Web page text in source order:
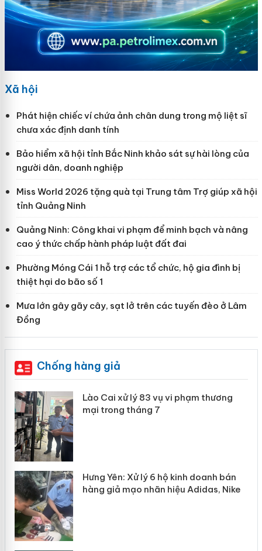
Xã hội
Phát hiện chiếc ví chứa ảnh chân dung trong mộ liệt sĩ
chưa xác định danh tính
Bảo hiểm xã hội tỉnh Bắc Ninh khảo sát sự hài lòng của
người dân, doanh nghiệp
Miss World 2026 tặng quà tại Trung tâm Trợ giúp xã hội
tỉnh Quảng Ninh
Quảng Ninh: Công khai vi phạm để minh bạch và nâng
cao ý thức chấp hành pháp luật đất đai
Phường Móng Cái 1 hỗ trợ các tổ chức, hộ gia đình bị
thiệt hại do bão số 1
Mưa lớn gây gãy cây, sạt lở trên các tuyến đèo ở Lâm
Đồng
Chống hàng giả
Lào Cai xử lý 83 vụ vi phạm thương
mại trong tháng 7
Hưng Yên: Xử lý 6 hộ kinh doanh bán
hàng giả mạo nhãn hiệu Adidas, Nike